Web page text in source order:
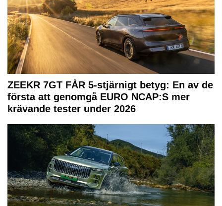
ZEEKR 7GT FÅR 5-stjärnigt betyg: En av de
första att genomgå EURO NCAP:S mer
krävande tester under 2026